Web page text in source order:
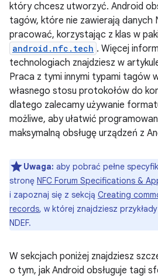
który chcesz utworzyć. Android
tagów, które nie zawierają danych
pracować, korzystając z klas w
android.nfc.tech . Więcej
technologiach znajdziesz w
Praca z tymi innymi typami tagów
własnego stosu protokołów do
dlatego zalecamy używanie
możliwe, aby ułatwić
maksymalną obsługę urządzeń z
Uwaga: aby pobrać pełne
stronę NFC Forum Specifications &
i zapoznaj się z sekcją Creating
records, w której znajdziesz
NDEF.
W sekcjach poniżej znajdziesz
o tym, jak Android obsługuje tagi